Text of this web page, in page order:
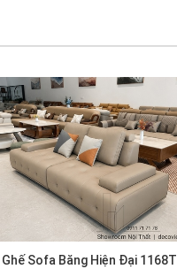
Ghế Sofa Băng Hiện Đại 1168T